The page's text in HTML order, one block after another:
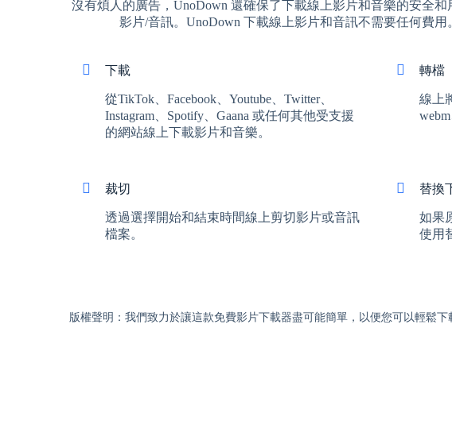
沒有煩人的廣告，UnoDown 還確保了下載線上影片和音樂的安全
影片/音訊。UnoDown 下載線上影片和音訊不需要任何費
下載
從TikTok、Facebook、Youtube、Twitter、
Instagram、Spotify、Gaana 或任何其他受支援
的網站線上下載影片和音樂。
轉檔
線上
裁切
透過選擇開始和結束時間線上剪切影片或音訊
檔案。
替換
如果
使用
版權聲明：我們致力於讓這款免費影片下載器盡可能簡單，以便您可以輕鬆